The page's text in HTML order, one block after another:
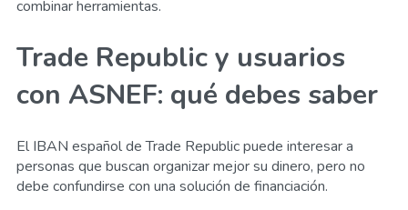
combinar herramientas.
Trade Republic y usuarios
con ASNEF: qué debes saber
El IBAN español de Trade Republic puede interesar a
personas que buscan organizar mejor su dinero, pero no
debe confundirse con una solución de financiación.